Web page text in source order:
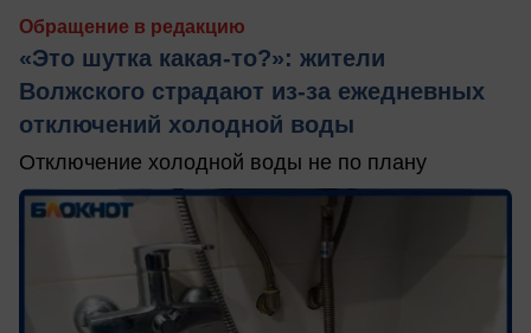
Обращение в редакцию
«Это шутка какая-то?»: жители
Волжского страдают из‑за ежедневных
отключений холодной воды
Отключение холодной воды не по плану